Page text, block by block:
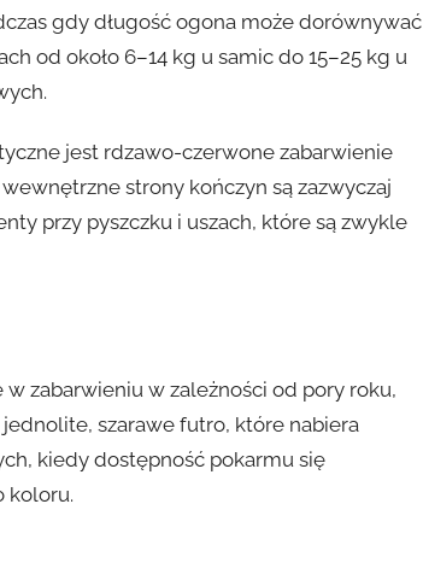
gdy długość ogona może dorównywać
od około 6–14 kg u samic do 15–25 kg u
jest rdzawo-czerwone zabarwienie
strony kończyn są zazwyczaj
przy pyszczku i uszach, które są zwykle
zabarwieniu w zależności od pory roku,
szarawe futro, które nabiera
kiedy dostępność pokarmu się
koloru.